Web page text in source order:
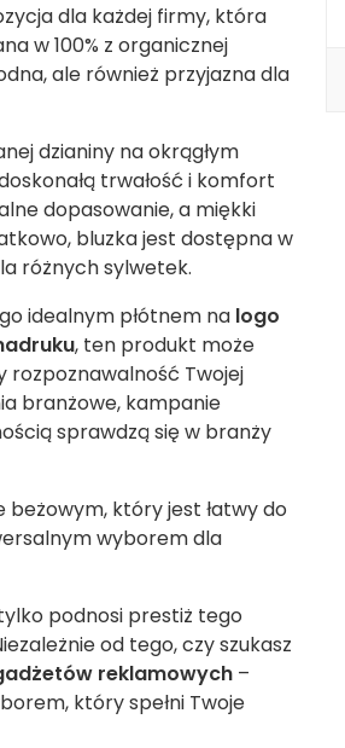
dla każdej firmy, która
w 100% z organicznej
ale również przyjazna dla
dzianiny na okrągłym
trwałość i komfort
dopasowanie, a miękki
bluzka jest dostępna w
różnych sylwetek.
idealnym płótnem na logo
, ten produkt może
rozpoznawalność Twojej
branżowe, kampanie
sprawdzą się w branży
beżowym, który jest łatwy do
wyborem dla
podnosi prestiż tego
od tego, czy szukasz
reklamowych –
który spełni Twoje